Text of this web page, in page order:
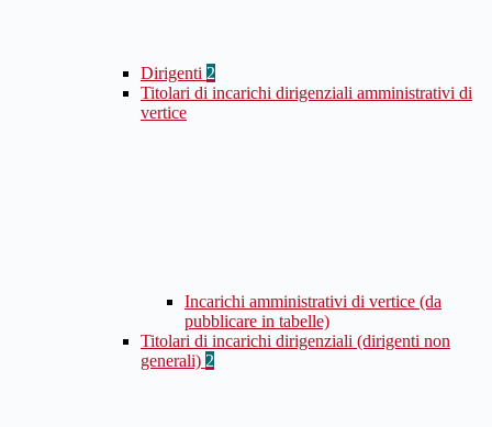
Dirigenti 2
Titolari di incarichi dirigenziali amministrativi di
vertice
Incarichi amministrativi di vertice (da
pubblicare in tabelle)
Titolari di incarichi dirigenziali (dirigenti non
generali) 2